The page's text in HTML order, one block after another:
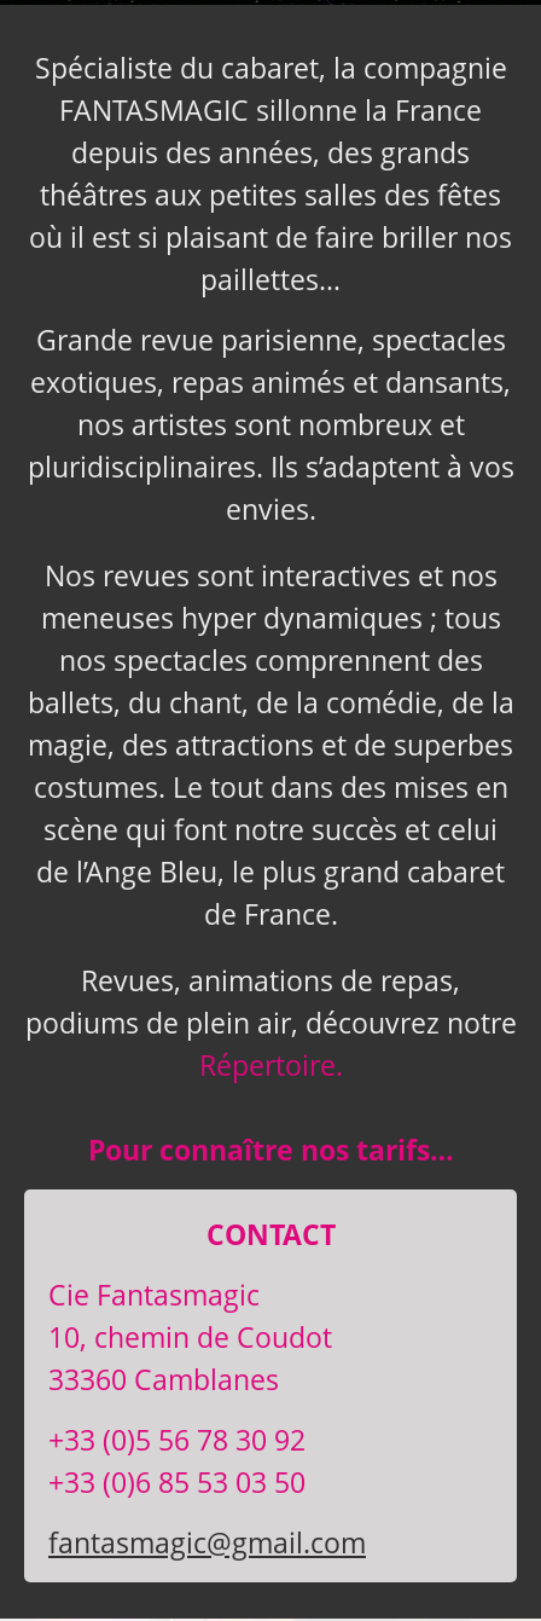
Spécialiste du cabaret, la compagnie
FANTASMAGIC sillonne la France
depuis des années, des grands
théâtres aux petites salles des fêtes
où il est si plaisant de faire briller nos
paillettes…
Grande revue parisienne, spectacles
exotiques, repas animés et dansants,
nos artistes sont nombreux et
pluridisciplinaires. Ils s’adaptent à vos
envies.
Nos revues sont interactives et nos
meneuses hyper dynamiques ; tous
nos spectacles comprennent des
ballets, du chant, de la comédie, de la
magie, des attractions et de superbes
costumes. Le tout dans des mises en
scène qui font notre succès et celui
de l’Ange Bleu, le plus grand cabaret
de France.
Revues, animations de repas,
podiums de plein air, découvrez notre
Répertoire.
Pour connaître nos tarifs…
CONTACT
Cie Fantasmagic
10, chemin de Coudot
33360 Camblanes
+33 (0)5 56 78 30 92
+33 (0)6 85 53 03 50
fantasmagic@gmail.com